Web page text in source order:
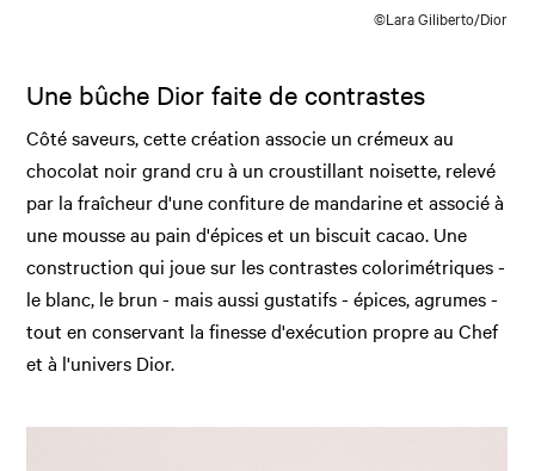
©Lara Giliberto/Dior
Une bûche Dior faite de contrastes
Côté saveurs, cette création associe un crémeux au
chocolat noir grand cru à un croustillant noisette, relevé
par la fraîcheur d'une confiture de mandarine et associé à
une mousse au pain d'épices et un biscuit cacao. Une
construction qui joue sur les contrastes colorimétriques -
le blanc, le brun - mais aussi gustatifs - épices, agrumes -
tout en conservant la finesse d'exécution propre au Chef
et à l'univers Dior.